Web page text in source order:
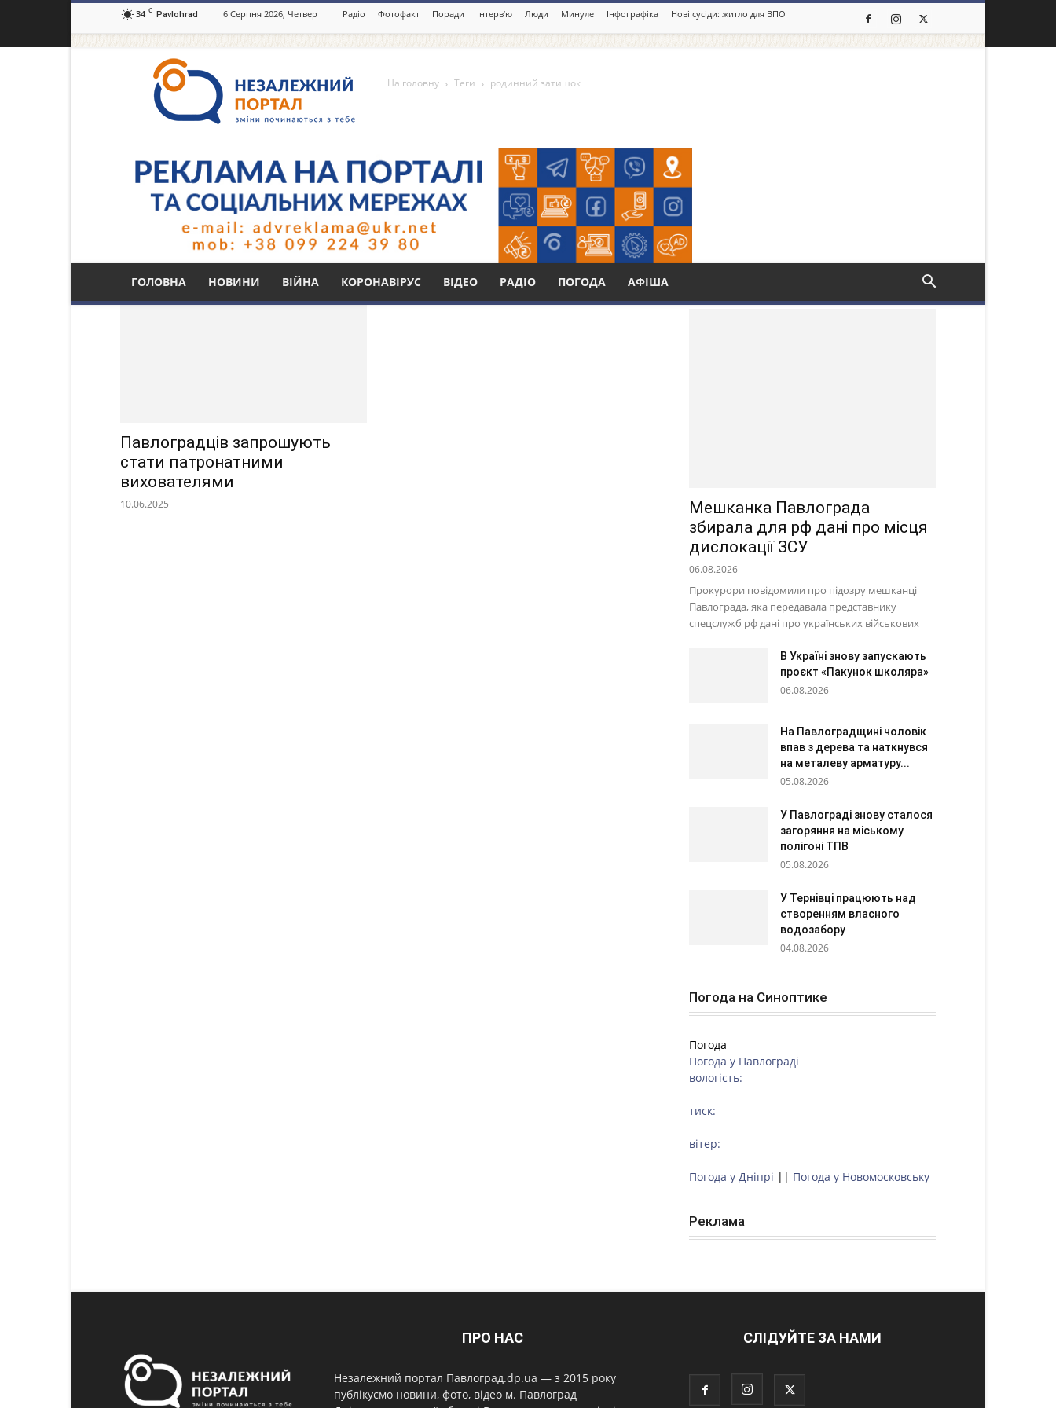
34 C Pavlohrad 6 Серпня 2026, Четвер Радіо Фотофакт Поради Інтерв’ю Люди Минуле Інфографіка Нові сусіди: житло для ВПО
портал
Павлоград.dp.ua
ГОЛОВНА НОВИНИ ВІЙНА КОРОНАВІРУС ВІДЕО РАДІО ПОГОДА АФІША
На головну Теги родинний затишок
Тег: родинний затишок
Павлоградців запрошують
стати патронатними
вихователями
10.06.2025
Мешканка Павлограда
збирала для рф дані про місця
дислокації ЗСУ
06.08.2026
Прокурори повідомили про підозру мешканці
Павлограда, яка передавала представнику
спецслужб рф дані про українських військових
В Україні знову запускають
проєкт «Пакунок школяра»
06.08.2026
На Павлоградщині чоловік
впав з дерева та наткнувся
на металеву арматуру...
05.08.2026
У Павлограді знову сталося
загоряння на міському
полігоні ТПВ
05.08.2026
У Тернівці працюють над
створенням власного
водозабору
04.08.2026
Погода на Синоптике
Погода
Погода у Павлограді
вологість:
тиск:
вітер:
Погода у Дніпрі || Погода у Новомосковську
Реклама
ПРО НАС
Незалежний портал Павлоград.dp.ua — з 2015 року
публікуємо новини, фото, відео м. Павлоград
СЛІДУЙТЕ ЗА НАМИ